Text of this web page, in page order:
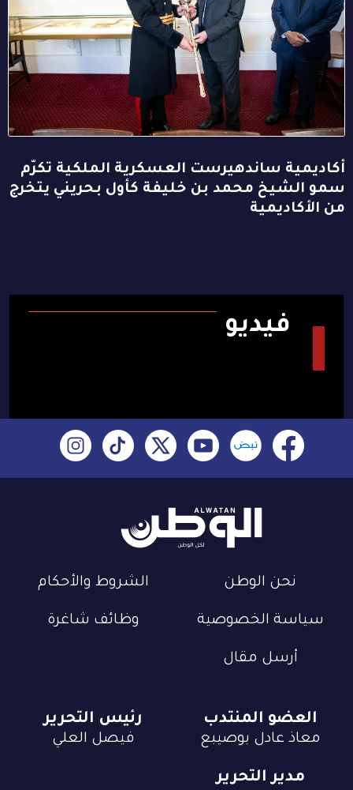
أكاديمية ساندهيرست العسكرية الملكية تكرّم
سمو الشيخ محمد بن خليفة كأول بحريني يتخرج
من الأكاديمية
فيديو
نحن الوطن الشروط والأحكام
سياسة الخصوصية وظائف شاغرة
أرسل مقال
العضو المنتدب
معاذ عادل بوصيبع
رئيس التحرير
فيصل العلي
مدير التحرير